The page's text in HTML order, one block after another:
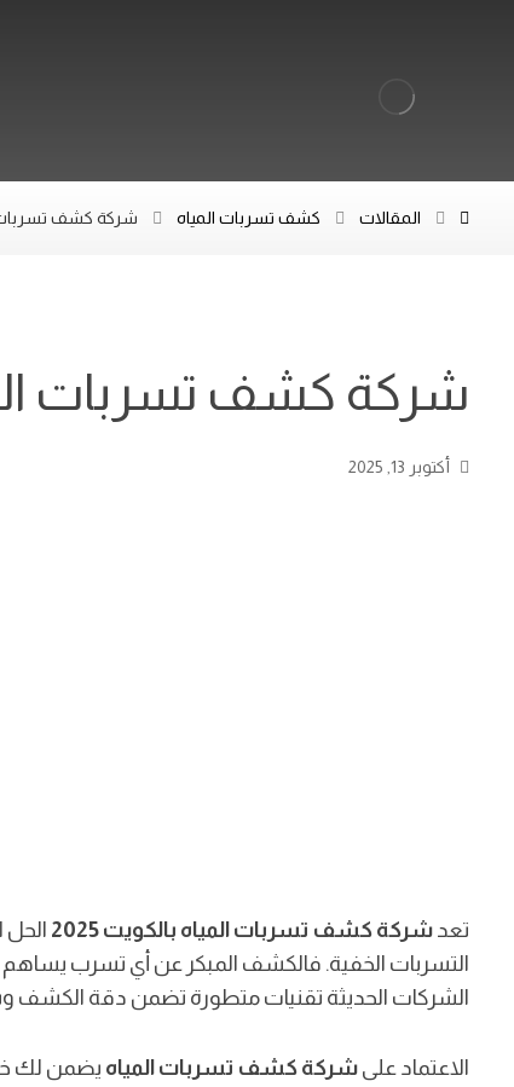
المقالات كشف تسربات المياه شركة كشف تسربات
شركة كشف تسربات
أكتوبر 13, 2025
تعد شركة كشف تسربات المياه بالكويت 2025
الحل
التسربات الخفية. فالكشف المبكر عن أي تسرب يساهم
الشركات الحديثة تقنيات متطورة تضمن دقة الكشف
الاعتماد على شركة كشف تسربات المياه يضمن لك